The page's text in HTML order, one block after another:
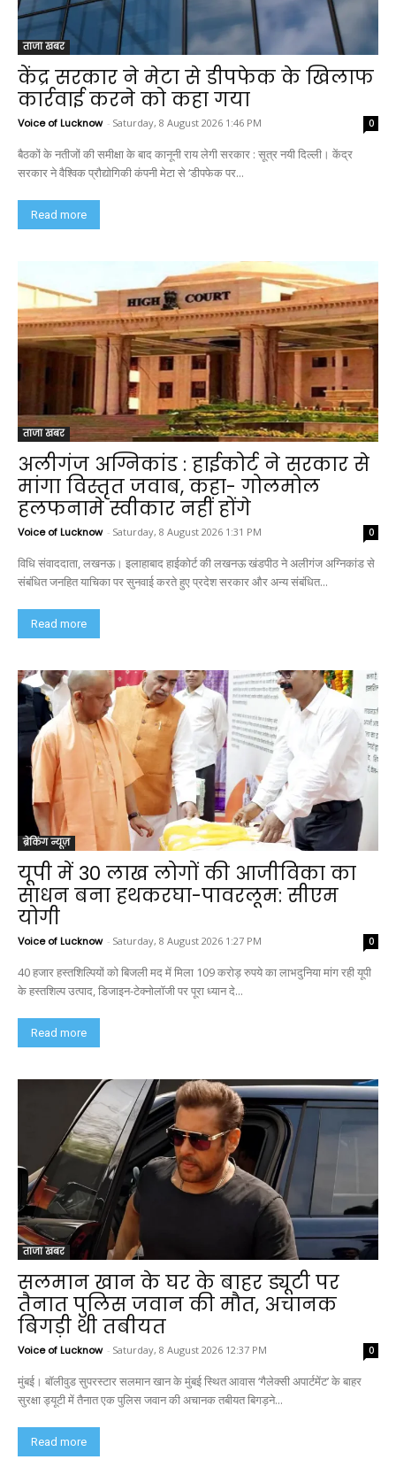
ताजा खबर
केंद्र सरकार ने मेटा से डीपफेक के खिलाफ
कार्रवाई करने को कहा गया
Voice of Lucknow - Saturday, 8 August 2026 1:46 PM 0
बैठकों के नतीजों की समीक्षा के बाद कानूनी राय लेगी सरकार : सूत्र नयी दिल्ली। केंद्र
सरकार ने वैश्विक प्रौद्योगिकी कंपनी मेटा से ‘डीपफेक पर...
Read more
ताजा खबर
अलीगंज अग्निकांड : हाईकोर्ट ने सरकार से
मांगा विस्तृत जवाब, कहा- गोलमोल
हलफनामे स्वीकार नहीं होंगे
Voice of Lucknow - Saturday, 8 August 2026 1:31 PM 0
विधि संवाददाता, लखनऊ। इलाहाबाद हाईकोर्ट की लखनऊ खंडपीठ ने अलीगंज अग्निकांड से
संबंधित जनहित याचिका पर सुनवाई करते हुए प्रदेश सरकार और अन्य संबंधित...
Read more
ब्रेकिंग न्यूज़
यूपी में 30 लाख लोगों की आजीविका का
साधन बना हथकरघा-पावरलूम: सीएम
योगी
Voice of Lucknow - Saturday, 8 August 2026 1:27 PM 0
40 हजार हस्तशिल्पियों को बिजली मद में मिला 109 करोड़ रुपये का लाभदुनिया मांग रही यूपी
के हस्तशिल्प उत्पाद, डिजाइन-टेक्नोलॉजी पर पूरा ध्यान दे...
Read more
ताजा खबर
सलमान खान के घर के बाहर ड्यूटी पर
तैनात पुलिस जवान की मौत, अचानक
बिगड़ी थी तबीयत
Voice of Lucknow - Saturday, 8 August 2026 12:37 PM 0
मुंबई। बॉलीवुड सुपरस्टार सलमान खान के मुंबई स्थित आवास ‘गैलेक्सी अपार्टमेंट’ के बाहर
सुरक्षा ड्यूटी में तैनात एक पुलिस जवान की अचानक तबीयत बिगड़ने...
Read more